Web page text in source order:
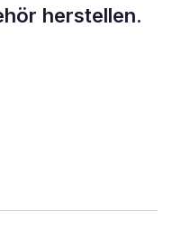
herstellen.